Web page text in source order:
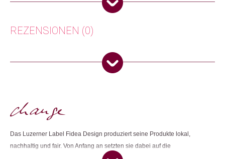
Artikelnummer: 110916.01
Weihnachtskarten
Dieses Produkt weiterempfehlen:
REZENSIONEN (0)
Es gibt noch keine Rezensionen.
Das Luzerner Label Fidea Design produziert seine Produkte lokal,
nachhaltig und fair. Von Anfang an setzten sie dabei auf die